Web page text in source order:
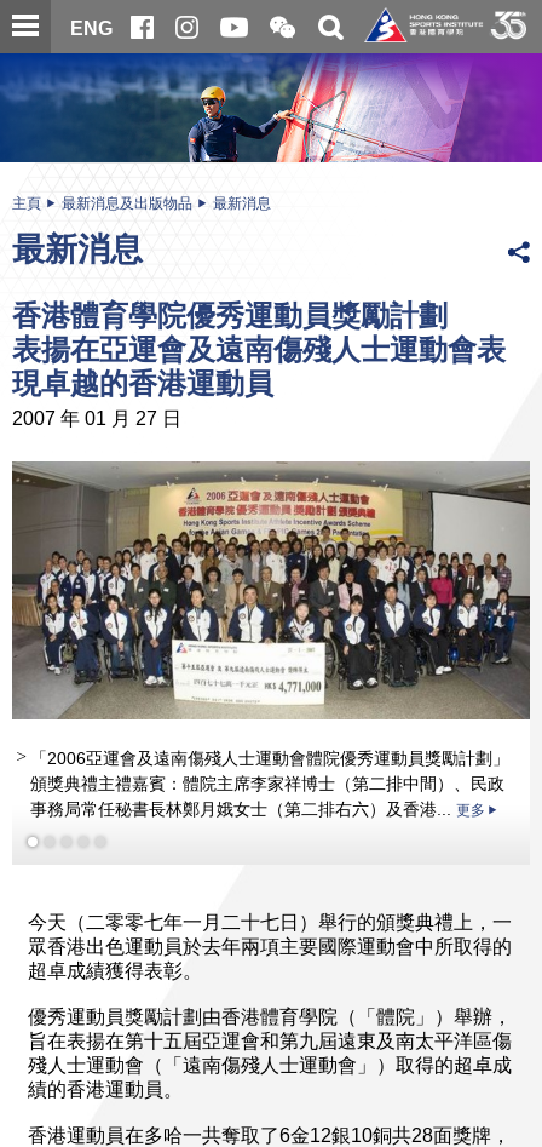
跳
至
內
ENG
開
合
微
信
二
維
碼
關
搜
尋
内
主頁 最新消息及出版物品 最新消息
最新消息
香港體育學院優秀運動員獎勵計劃
表揚在亞運會及遠南傷殘人士運動會表
現卓越的香港運動員
2007 年 01 月 27 日
「2006亞運會及遠南傷殘人士運動會體院優秀運動員獎勵計劃」
頒獎典禮主禮嘉賓：體院主席李家祥博士（第二排中間）、民政
事務局常任秘書長林鄭月娥女士（第二排右六）及香港... 更多
更多
更多
更多
今天（二零零七年一月二十七日）舉行的頒獎典禮上，一
眾香港出色運動員於去年兩項主要國際運動會中所取得的
超卓成績獲得表彰。
優秀運動員獎勵計劃由香港體育學院（「體院」）舉辦，
旨在表揚在第十五屆亞運會和第九屆遠東及南太平洋區傷
殘人士運動會（「遠南傷殘人士運動會」）取得的超卓成
績的香港運動員。
香港運動員在多哈一共奪取了6金12銀10銅共28面獎牌，